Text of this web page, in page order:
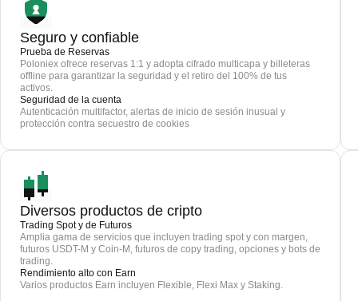
Seguro y confiable
Prueba de Reservas
Poloniex ofrece reservas 1:1 y adopta cifrado multicapa y billeteras
offline para garantizar la seguridad y el retiro del 100% de tus
activos.
Seguridad de la cuenta
Autenticación multifactor, alertas de inicio de sesión inusual y
protección contra secuestro de cookies
Diversos productos de cripto
Trading Spot y de Futuros
Amplia gama de servicios que incluyen trading spot y con margen,
futuros USDT-M y Coin-M, futuros de copy trading, opciones y bots de
trading.
Rendimiento alto con Earn
Varios productos Earn incluyen Flexible, Flexi Max y Staking.